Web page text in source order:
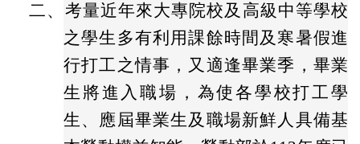
二、 考量近年來大專院校及高級中等學校
之學生多有利用課餘時間及寒暑假進
行打工之情事，又適逢畢業季，畢業
生將進入職場，為使各學校打工學
生、應屆畢業生及職場新鮮人具備基